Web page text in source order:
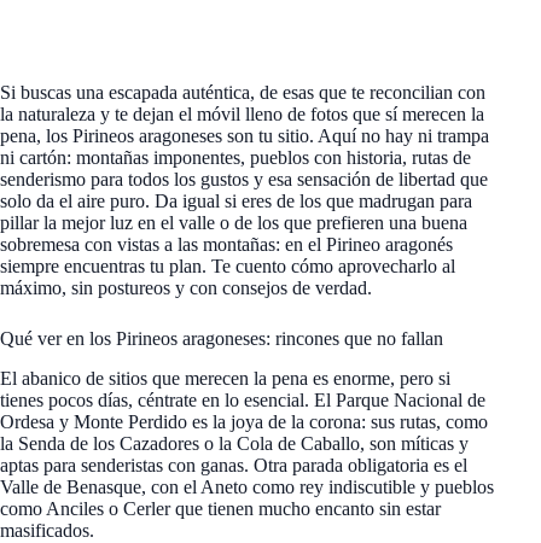
Si buscas una escapada auténtica, de esas que te reconcilian con
la naturaleza y te dejan el móvil lleno de fotos que sí merecen la
pena, los Pirineos aragoneses son tu sitio. Aquí no hay ni trampa
ni cartón: montañas imponentes, pueblos con historia, rutas de
senderismo para todos los gustos y esa sensación de libertad que
solo da el aire puro. Da igual si eres de los que madrugan para
pillar la mejor luz en el valle o de los que prefieren una buena
sobremesa con vistas a las montañas: en el Pirineo aragonés
siempre encuentras tu plan. Te cuento cómo aprovecharlo al
máximo, sin postureos y con consejos de verdad.
Qué ver en los Pirineos aragoneses: rincones que no fallan
El abanico de sitios que merecen la pena es enorme, pero si
tienes pocos días, céntrate en lo esencial. El Parque Nacional de
Ordesa y Monte Perdido es la joya de la corona: sus rutas, como
la Senda de los Cazadores o la Cola de Caballo, son míticas y
aptas para senderistas con ganas. Otra parada obligatoria es el
Valle de Benasque, con el Aneto como rey indiscutible y pueblos
como Anciles o Cerler que tienen mucho encanto sin estar
masificados.